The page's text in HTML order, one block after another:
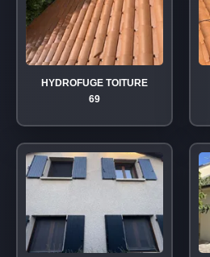
HYDROFUGE TOITURE
69